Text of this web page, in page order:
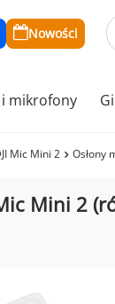
Nowości
mikrofony
Mic Mini 2 Osłony
Mini 2